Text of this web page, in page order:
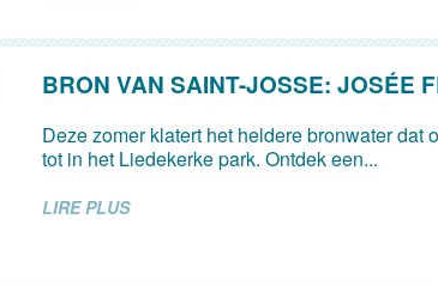
BRON VAN SAINT-JOSSE: JOSÉE
Deze zomer klatert het heldere bronwater dat
tot in het Liedekerke park. Ontdek een...
LIRE PLUS